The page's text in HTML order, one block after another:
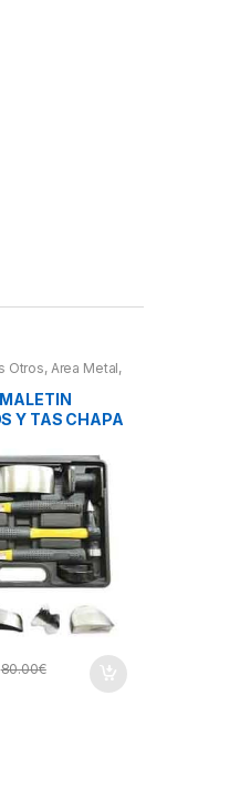
Otros, Area Metal,
Herramientas,
Y TAS CHAPA
80.00€